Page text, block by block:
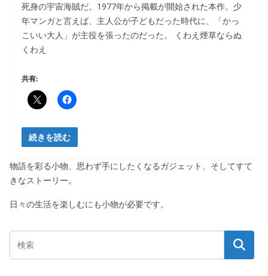
死身の宇宙海賊だ。1977年から掲載が開始された本作。少
年マンガと言えば、主人公が子どもだった時代に、「かっ
こいい大人」が主役を張ったのだった。 くわえ煙草ならぬ
くわえ
共有:
続きを読む
物語を彩る小物、思わず手にしたくなるガジェット、そしてすて
きなストーリー。
日々の生活を楽しむにも小物が必要です。